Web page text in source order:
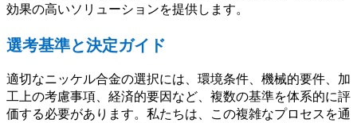
効果の高いソリューションを提供します。
選考基準と決定ガイド
適切なニッケル合金の選択には、環境条件、機械的要件、加
工上の考慮事項、経済的要因など、複数の基準を体系的に評
価する必要があります。私たちは、この複雑なプロセスを通